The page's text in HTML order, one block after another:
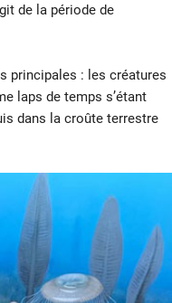
de la période de
principales : les créatures
laps de temps s’étant
dans la croûte terrestre